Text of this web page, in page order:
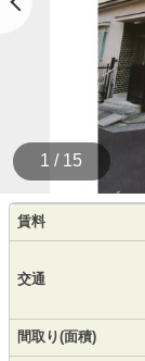
1 / 15
賃料
交通
間取り(面積)